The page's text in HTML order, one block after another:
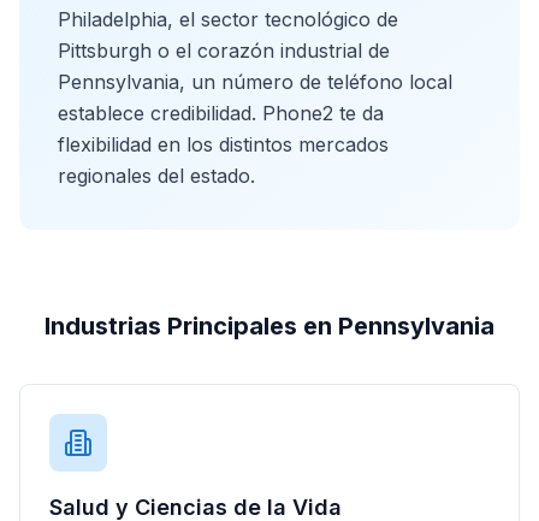
Philadelphia, el sector tecnológico de
Pittsburgh o el corazón industrial de
Pennsylvania, un número de teléfono local
establece credibilidad. Phone2 te da
flexibilidad en los distintos mercados
regionales del estado.
Industrias Principales en Pennsylvania
Salud y Ciencias de la Vida